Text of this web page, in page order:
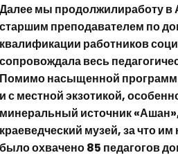
Далее мы продолжилиработу
старшим преподавателем по
квалификации работников
сопровождала весь
Помимо насыщенной
и с местной экзотикой,
минеральный источник
краеведческий музей, за что
было охвачено 85 педагогов